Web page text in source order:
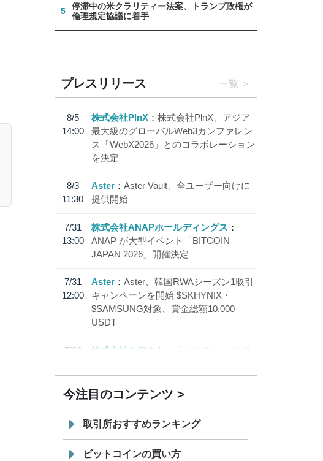
5
停滞中の米クラリティー法案、トランプ政権が
倫理規定協議に着手
プレスリリース 一覧
8/5
14:00
株式会社PlnX
株式会社PlnX、アジア
最大級のグローバルWeb3カンファレン
ス「WebX2026」とのコラボレーション
を決定
8/3
11:30
Aster
Aster Vault、全ユーザー向けに
提供開始
7/31
13:00
株式会社ANAPホールディングス
ANAP が大型イベント「BITCOIN
JAPAN 2026」開催決定
7/31
12:00
Aster
Aster、韓国RWAシーズン1取引
キャンペーンを開始 $SKHYNIX・
$SAMSUNG対象、賞金総額10,000
USDT
7/30
株式会社モアクト
「モアクト」 のポ
「 JPYC」を追加
19:30
てステーブルコイン「JPYSC」徹底解
説セミナーを開催
今注目のコンテンツ
取引所おすすめランキング
ビットコインの買い方